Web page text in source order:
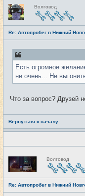
Н
е
в
с
е
т
и
Волговод
Re: Автопробег в Нижний
Есть огромное
не очень... Не
Что за вопрос? Друзей
Вернуться к началу
Н
е
в
с
е
т
и
Волговод
Re: Автопробег в Нижний